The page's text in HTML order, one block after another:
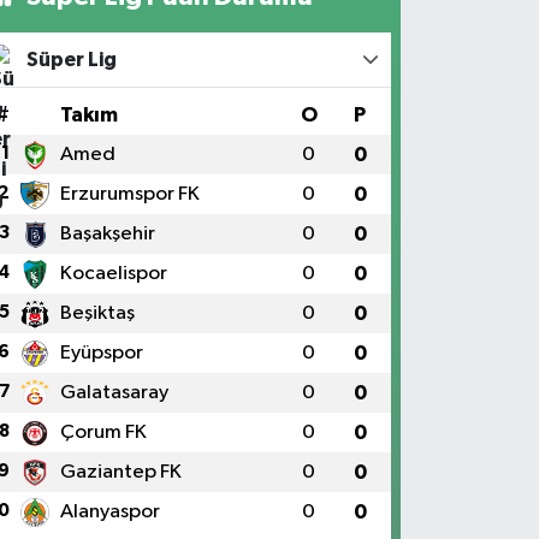
Süper Lig
Takım O P
1 Amed 0 0
Erzurumspor FK 0 0
3 Başakşehir 0 0
Kocaelispor 0 0
5 Beşiktaş 0 0
Eyüpspor 0 0
7 Galatasaray 0 0
8 Çorum FK 0 0
Gaziantep FK 0 0
Alanyaspor 0 0